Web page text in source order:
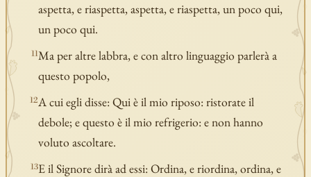
aspetta, e riaspetta, aspetta, e riaspetta, un poco qui,
un poco qui.
11Ma per altre labbra, e con altro linguaggio parlerà a
questo popolo,
12A cui egli disse: Qui è il mio riposo: ristorate il
debole; e questo è il mio refrigerio: e non hanno
voluto ascoltare.
13E il Signore dirà ad essi: Ordina, e riordina, ordina, e